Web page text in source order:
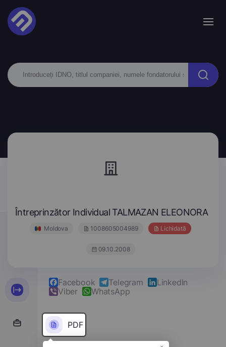
Întreprinzător Individual TALMAZAN ELEONORA
Moldova 1008605004989 Lichidată
09.10.2008
Facebook Telegram
LinkedIn
Viber
WhatsApp
PDF